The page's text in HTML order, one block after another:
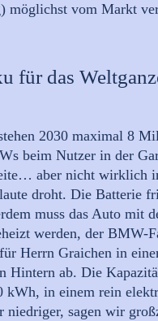
möglichst vom Markt
für das
2030 maximal 8
beim Nutzer in der
aber nicht wirklich
droht. Die Batterie
muss das Auto mit
werden, der BMW-
Herrn Graichen in
Hintern ab. Die
kWh, in einem rein
niedriger, sagen wir